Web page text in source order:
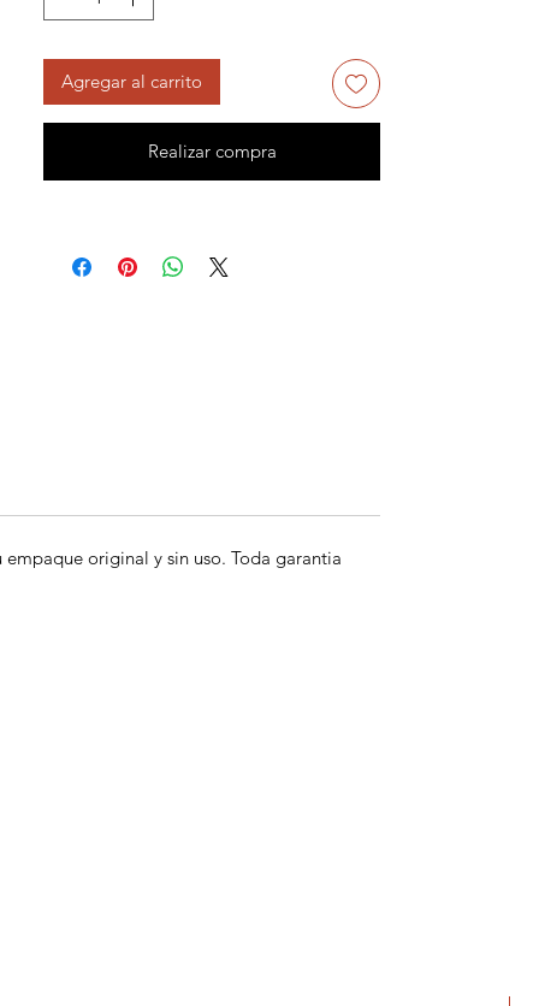
Agregar al carrito
Realizar compra
original y sin uso. Toda garantia